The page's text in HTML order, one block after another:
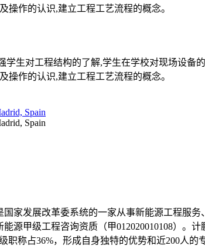
操作的认识,建立工程工艺流程的概念。
生对工程结构的了解,学生在学校对现场设备
操作的认识,建立工程工艺流程的概念。
Spain
Spain
家发展改革委系统的一家从事新能源工程服
源甲级工程咨询资质（甲012020010108）。
职称占36%，形成自身独特的优势和近200人